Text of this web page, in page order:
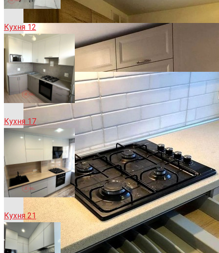
Кухня 12
Кухня 17
Кухня 21